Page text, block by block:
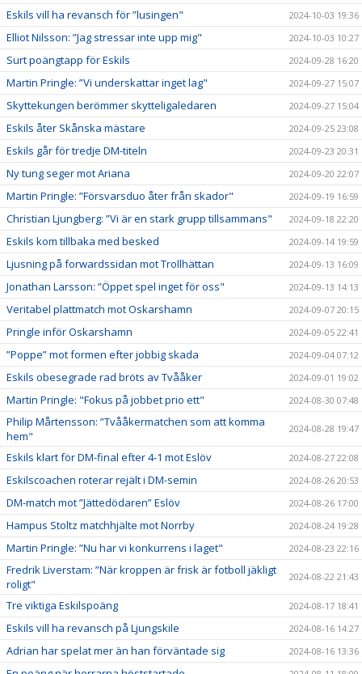
Eskils vill ha revansch för ”lusingen" 2024-10-03 19:36
Elliot Nilsson: ”Jag stressar inte upp mig" 2024-10-03 10:27
Surt poängtapp för Eskils 2024-09-28 16:20
Martin Pringle: ”Vi underskattar inget lag" 2024-09-27 15:07
Skyttekungen berömmer skytteligaledaren 2024-09-27 15:04
Eskils åter Skånska mästare 2024-09-25 23:08
Eskils går för tredje DM-titeln 2024-09-23 20:31
Ny tung seger mot Ariana 2024-09-20 22:07
Martin Pringle: ”Försvarsduo åter från skador" 2024-09-19 16:59
Christian Ljungberg: ”Vi är en stark grupp tillsammans" 2024-09-18 22:20
Eskils kom tillbaka med besked 2024-09-14 19:59
Ljusning på forwardssidan mot Trollhättan 2024-09-13 16:09
Jonathan Larsson: ”Öppet spel inget för oss" 2024-09-13 14:13
Veritabel plattmatch mot Oskarshamn 2024-09-07 20:15
Pringle inför Oskarshamn 2024-09-05 22:41
”Poppe” mot formen efter jobbig skada 2024-09-04 07:12
Eskils obesegrade rad bröts av Tvååker 2024-09-01 19:02
Martin Pringle: "Fokus på jobbet prio ett" 2024-08-30 07:48
Philip Mårtensson: ”Tvååkermatchen som att komma
hem"
2024-08-28 19:47
Eskils klart för DM-final efter 4-1 mot Eslöv 2024-08-27 22:08
Eskilscoachen roterar rejält i DM-semin 2024-08-26 20:53
DM-match mot ”Jättedödaren” Eslöv 2024-08-26 17:00
Hampus Stoltz matchhjälte mot Norrby 2024-08-24 19:28
Martin Pringle: ”Nu har vi konkurrens i laget" 2024-08-23 22:16
Fredrik Liverstam: ”När kroppen är frisk är fotboll jäkligt
roligt"
2024-08-22 21:43
Tre viktiga Eskilspoäng 2024-08-17 18:41
Eskils vill ha revansch på Ljungskile 2024-08-16 14:27
Adrian har spelat mer än han förväntade sig 2024-08-16 13:36